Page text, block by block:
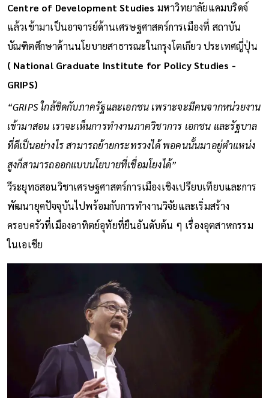
Centre of Development Studies มหาวิทยาลัยแคมบริดจ์
แล้วเข้ามาเป็นอาจารย์ด้านเศรษฐศาสตร์การเมืองที่ สถาบัน
บัณฑิตศึกษาด้านนโยบายสาธารณะในกรุงโตเกียว ประเทศญี่ปุ่น
( National Graduate Institute for Policy Studies -
GRIPS)
“GRIPS ใกล้ชิดกับภาครัฐและเอกชน เพราะจะมีคนจากหน่วยงาน
เข้ามาสอน เราจะเห็นการทำงานภาควิชาการ เอกชน และรัฐบาล
ที่ดีเป็นอย่างไร สามารถย้ายกระทรวงได้ พอคนนั้นมาอยู่ตำแหน่ง
สูงก็สามารถออกแบบนโยบายที่เชื่อมโยงได้”
วีระยุทธสอนวิชาเศรษฐศาสตร์การเมืองเชิงเปรียบเทียบและการ
พัฒนายุคปัจจุบันไปพร้อมกับการทำงานวิจัยและเริ่มสร้าง
ครอบครัวที่เมืองอาทิตย์อุทัยที่ยืนอันดับต้น ๆ เรื่องอุตสาหกรรม
ในเอเชีย